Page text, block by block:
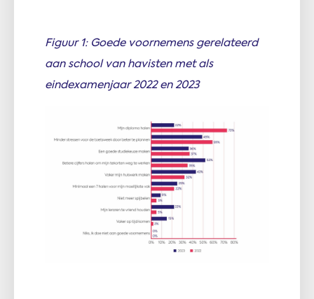
Figuur 1: Goede voornemens gerelateerd
aan school van havisten met als
eindexamenjaar 2022 en 2023